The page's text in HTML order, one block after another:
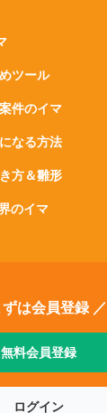
ツール
件のイマ
なる方法
方＆雛形
のイマ
ずは会員登録 ／
無料会員登録
ログイン